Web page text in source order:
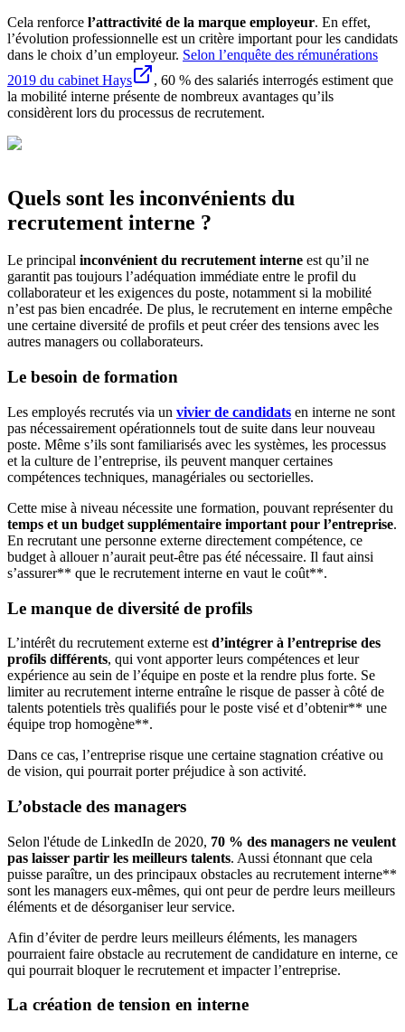
Cela renforce l’attractivité de la marque employeur. En effet,
l’évolution professionnelle est un critère important pour les candidats
dans le choix d’un employeur. Selon l’enquête des rémunérations
2019 du cabinet Hays
, 60 % des salariés interrogés estiment que
la mobilité interne présente de nombreux avantages qu’ils
considèrent lors du processus de recrutement.
Quels sont les inconvénients du
recrutement interne ?
Le principal inconvénient du recrutement interne est qu’il ne
garantit pas toujours l’adéquation immédiate entre le profil du
collaborateur et les exigences du poste, notamment si la mobilité
n’est pas bien encadrée. De plus, le recrutement en interne empêche
une certaine diversité de profils et peut créer des tensions avec les
autres managers ou collaborateurs.
Le besoin de formation
Les employés recrutés via un vivier de candidats en interne ne sont
pas nécessairement opérationnels tout de suite dans leur nouveau
poste. Même s’ils sont familiarisés avec les systèmes, les processus
et la culture de l’entreprise, ils peuvent manquer certaines
compétences techniques, managériales ou sectorielles.
Cette mise à niveau nécessite une formation, pouvant représenter du
temps et un budget supplémentaire important pour l’entreprise.
En recrutant une personne externe directement compétence, ce
budget à allouer n’aurait peut-être pas été nécessaire. Il faut ainsi
s’assurer** que le recrutement interne en vaut le coût**.
Le manque de diversité de profils
L’intérêt du recrutement externe est d’intégrer à l’entreprise des
profils différents, qui vont apporter leurs compétences et leur
expérience au sein de l’équipe en poste et la rendre plus forte. Se
limiter au recrutement interne entraîne le risque de passer à côté de
talents potentiels très qualifiés pour le poste visé et d’obtenir** une
équipe trop homogène**.
Dans ce cas, l’entreprise risque une certaine stagnation créative ou
de vision, qui pourrait porter préjudice à son activité.
L’obstacle des managers
Selon l'étude de LinkedIn de 2020, 70 % des managers ne veulent
pas laisser partir les meilleurs talents. Aussi étonnant que cela
puisse paraître, un des principaux obstacles au recrutement interne**
sont les managers eux-mêmes, qui ont peur de perdre leurs meilleurs
éléments et de désorganiser leur service.
Afin d’éviter de perdre leurs meilleurs éléments, les managers
pourraient faire obstacle au recrutement de candidature en interne, ce
qui pourrait bloquer le recrutement et impacter l’entreprise.
La création de tension en interne